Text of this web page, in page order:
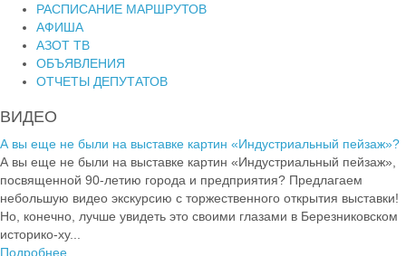
РАСПИСАНИЕ МАРШРУТОВ
АФИША
АЗОТ ТВ
ОБЪЯВЛЕНИЯ
ОТЧЕТЫ ДЕПУТАТОВ
ВИДЕО
А вы еще не были на выставке картин «Индустриальный пейзаж»?
А вы еще не были на выставке картин «Индустриальный пейзаж»,
посвященной 90-летию города и предприятия? Предлагаем
небольшую видео экскурсию с торжественного открытия выставки!
Но, конечно, лучше увидеть это своими глазами в Березниковском
историко-ху...
Подробнее